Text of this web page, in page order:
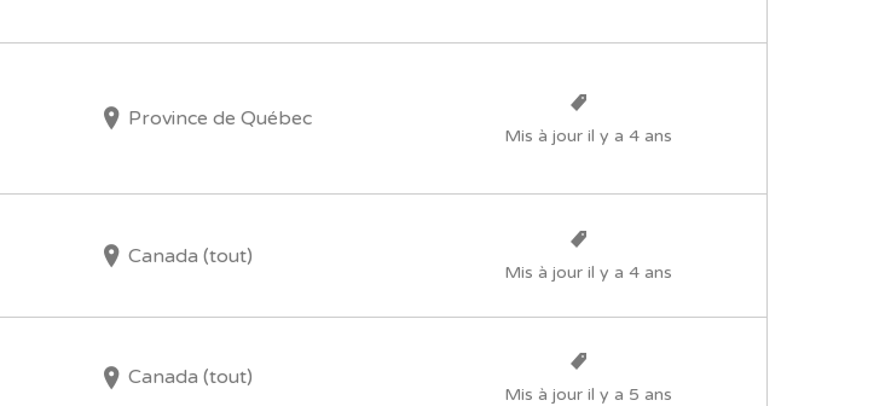
Province de Québec
Mis à jour il y a 4 ans
Canada (tout)
Mis à jour il y a 4 ans
Canada (tout)
Mis à jour il y a 5 ans